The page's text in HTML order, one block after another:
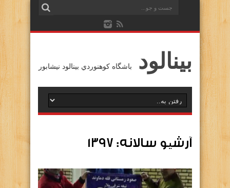
بينالود باشگاه كوهنوردي بينالود نيشابور
آرشیو سالانه: ۱۳۹۷